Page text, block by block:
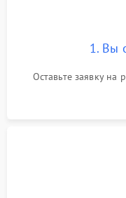
1. Вы
Оставьте заявку на